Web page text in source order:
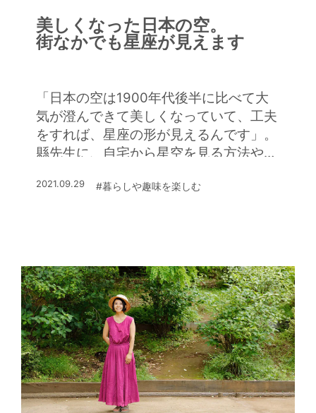
美しくなった日本の空。
街なかでも星座が見えます
「日本の空は1900年代後半に比べて大
気が澄んできて美しくなっていて、工夫
をすれば、星座の形が見えるんです」。
縣先生に、自宅から星空を見る方法や今
2021.09.29 #暮らしや趣味を楽しむ